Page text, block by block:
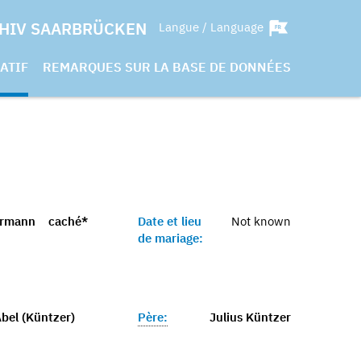
SAARBRÜCKEN Langue / Language
REMARQUES SUR LA BASE DE DONNÉES
caché*
Date et lieu
de mariage:
Not known
(Küntzer) Père: Julius Küntzer